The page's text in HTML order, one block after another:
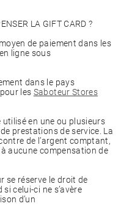
LA GIFT CARD ?
de paiement dans les
ligne sous
dans le pays
les Saboteur Stores
en une ou plusieurs
prestations de service. La
de l’argent comptant,
aucune compensation de
se réserve le droit de
celui-ci ne s’avère
d’un